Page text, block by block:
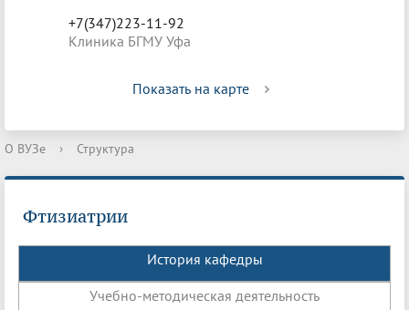
+7(347)223-11-92
Клиника БГМУ Уфа
Показать на карте
О ВУЗе › Структура
Фтизиатрии
История кафедры
Учебно-методическая деятельность